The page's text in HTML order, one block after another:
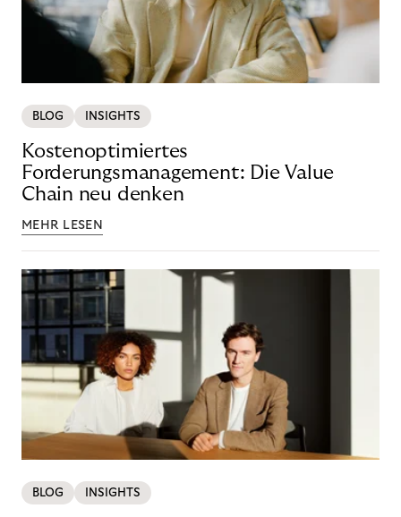
BLOG INSIGHTS
Kostenoptimiertes
Forderungsmanagement: Die Value
Chain neu denken
MEHR LESEN
BLOG INSIGHTS